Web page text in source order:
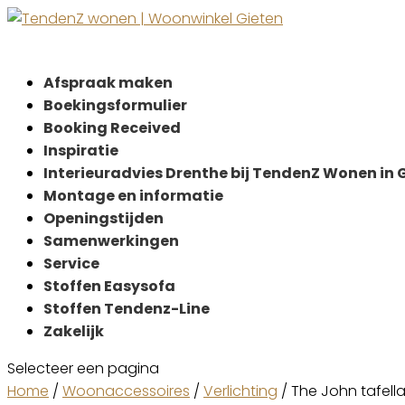
Afspraak maken
Boekingsformulier
Booking Received
Inspiratie
Interieuradvies Drenthe bij TendenZ Wonen in
Montage en informatie
Openingstijden
Samenwerkingen
Service
Stoffen Easysofa
Stoffen Tendenz-Line
Zakelijk
Selecteer een pagina
Home / Woonaccessoires / Verlichting / The John